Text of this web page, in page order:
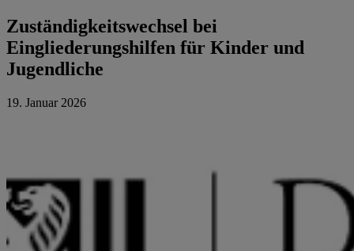
Zuständigkeitswechsel bei
Eingliederungshilfen für Kinder und
Jugendliche
19. Januar 2026